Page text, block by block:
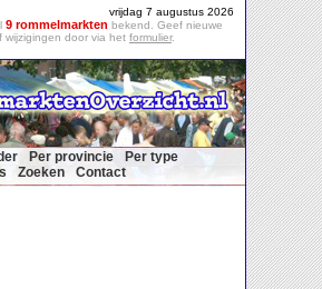
vrijdag 7 augustus 2026
9 rommelmarkten bekend. Geef nieuwe
wijzigingen door via het formulier.
Per provincie
Per type
Zoeken Contact